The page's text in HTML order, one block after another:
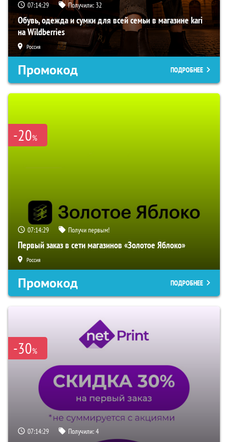
07:14:29 Получили: 32
Обувь, одежда и сумки для всей семьи в магазине kari
на Wildberries
Россия
Промокод ПОДРОБНЕЕ
-20%
07:14:29 Получи первым!
Первый заказ в сети магазинов «Золотое Яблоко»
Россия
Промокод ПОДРОБНЕЕ
-30%
07:14:29 Получили:4